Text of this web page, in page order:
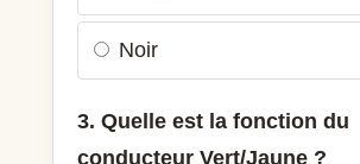
Noir
3. Quelle est la fonction du
conducteur Vert/Jaune ?